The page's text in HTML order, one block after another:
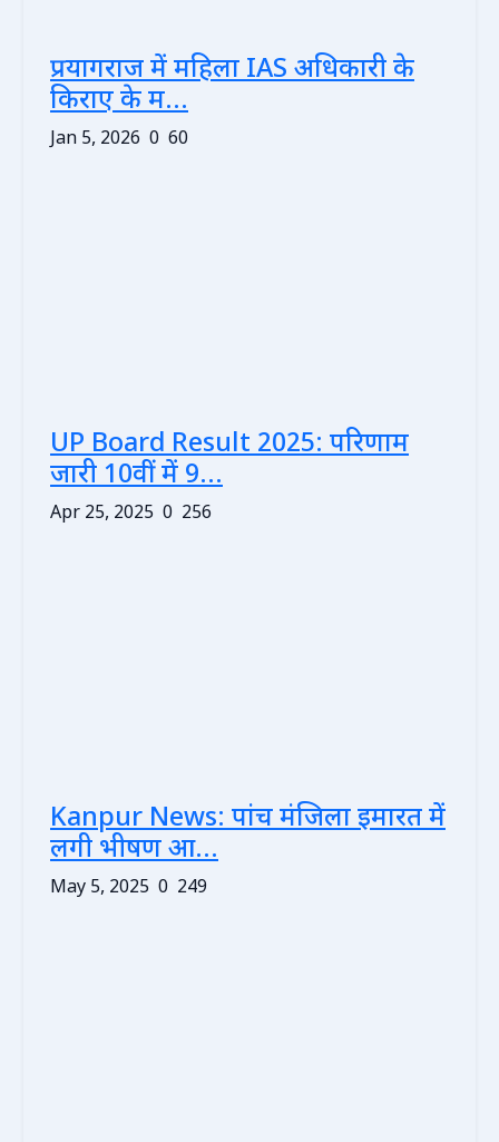
प्रयागराज में महिला IAS अधिकारी के
किराए के म...
Jan 5, 2026 0 60
UP Board Result 2025: परिणाम
जारी 10वीं में 9...
Apr 25, 2025 0 256
Kanpur News: पांच मंजिला इमारत में
लगी भीषण आ...
May 5, 2025 0 249